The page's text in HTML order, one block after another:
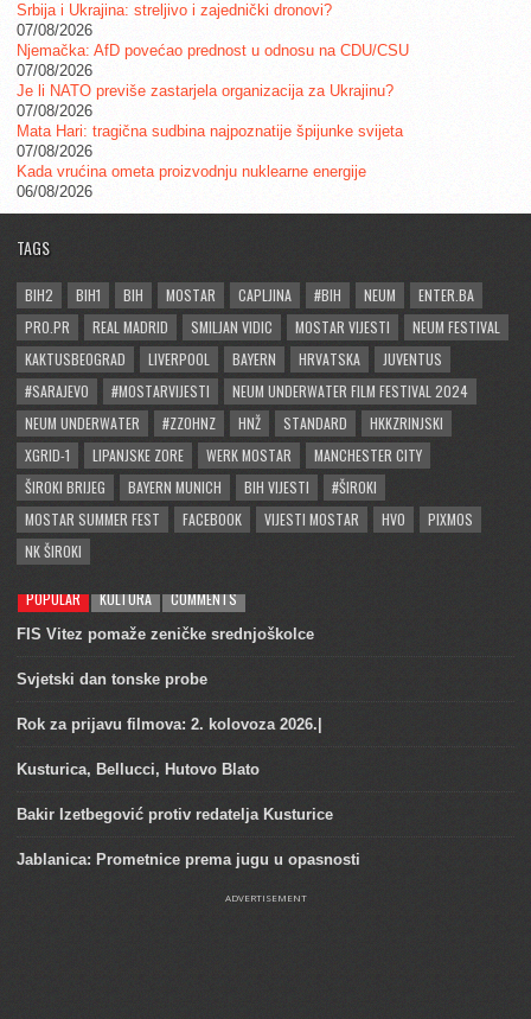
Srbija i Ukrajina: streljivo i zajednički dronovi?
07/08/2026
Njemačka: AfD povećao prednost u odnosu na CDU/CSU
07/08/2026
Je li NATO previše zastarjela organizacija za Ukrajinu?
07/08/2026
Mata Hari: tragična sudbina najpoznatije špijunke svijeta
07/08/2026
Kada vrućina ometa proizvodnju nuklearne energije
06/08/2026
TAGS
BIH2 BIH1 BIH MOSTAR CAPLJINA #BIH NEUM
ENTER.BA
PRO.PR
REAL MADRID SMILJAN VIDIC MOSTAR VIJESTI
NEUM FESTIVAL
KAKTUSBEOGRAD
LIVERPOOL BAYERN HRVATSKA
JUVENTUS
#SARAJEVO
#MOSTARVIJESTI
NEUM UNDERWATER FILM FESTIVAL 2024
NEUM UNDERWATER
#ZZOHNZ HNŽ STANDARD
HKKZRINJSKI
XGRID-1
LIPANJSKE ZORE WERK MOSTAR
MANCHESTER CITY
ŠIROKI BRIJEG
BAYERN MUNICH BIH VIJESTI
#ŠIROKI
MOSTAR SUMMER FEST
FACEBOOK VIJESTI MOSTAR HVO
PIXMOS
NK ŠIROKI
POPULAR KULTURA COMMENTS
FIS Vitez pomaže zeničke srednjoškolce
Svjetski dan tonske probe
Rok za prijavu filmova: 2. kolovoza 2026.|
Kusturica, Bellucci, Hutovo Blato
Bakir Izetbegović protiv redatelja Kusturice
Jablanica: Prometnice prema jugu u opasnosti
ADVERTISEMENT